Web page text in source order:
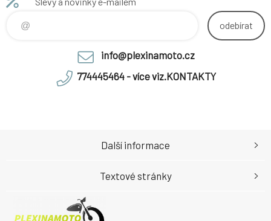
odebírat
info@plexinamoto.cz
774445464 - více viz.KONTAKTY
Další informace
Textové stránky